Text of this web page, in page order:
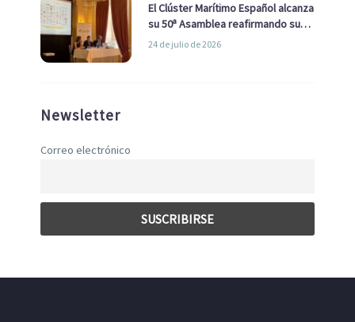
El Clúster Marítimo Español alcanza
su 50ª Asamblea reafirmando su
liderazgo en la Economía Azul
24 de julio de 2026
Newsletter
Correo electrónico